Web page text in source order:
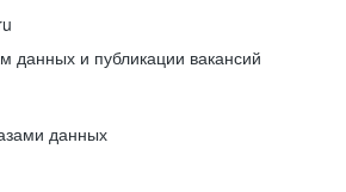
и публикации вакансий
данных